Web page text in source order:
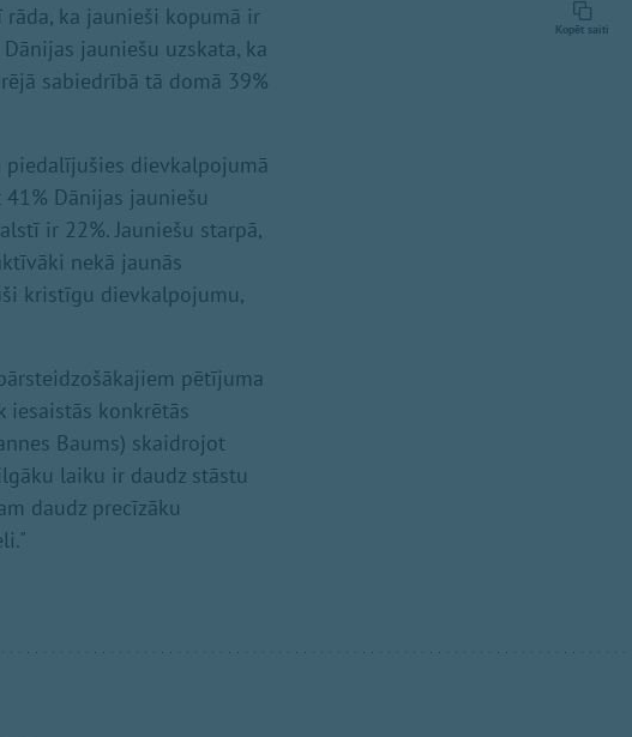
ka jaunieši kopumā ir
jauniešu uzskata, ka
sabiedrībā tā domā 39%
piedalījušies dievkalpojumā
Dānijas jauniešu
ir 22%. Jauniešu starpā,
nekā jaunās
kristīgu dievkalpojumu,
pētījuma
konkrētās
Baums) skaidrojot
laiku ir daudz stāstu
daudz precīzāku
Kopēt saiti